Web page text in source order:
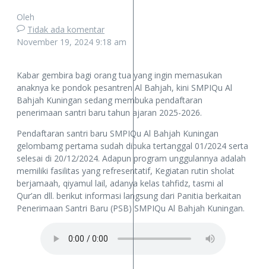
Oleh
Tidak ada komentar
November 19, 2024 9:18 am
Kabar gembira bagi orang tua yang ingin memasukan
anaknya ke pondok pesantren Al Bahjah, kini SMPIQu Al
Bahjah Kuningan sedang membuka pendaftaran
penerimaan santri baru tahun ajaran 2025-2026.
Pendaftaran santri baru SMPIQu Al Bahjah Kuningan
gelombamg pertama sudah dibuka tertanggal 01/2024 serta
selesai di 20/12/2024. Adapun program unggulannya adalah
memiliki fasilitas yang refresentatif, Kegiatan rutin sholat
berjamaah, qiyamul lail, adanya kelas tahfidz, tasmi al
Qur’an dll. berikut informasi langsung dari Panitia berkaitan
Penerimaan Santri Baru (PSB) SMPIQu Al Bahjah Kuningan.